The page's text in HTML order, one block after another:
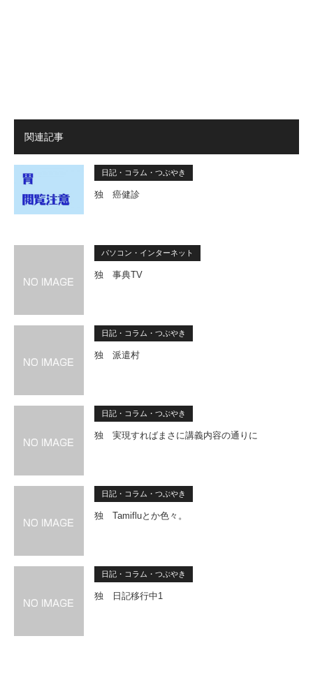
関連記事
日記・コラム・つぶやき
独 癌健診
パソコン・インターネット
独 事典TV
日記・コラム・つぶやき
独 派遣村
日記・コラム・つぶやき
独 実現すればまさに講義内容の通りに
日記・コラム・つぶやき
独 Tamifluとか色々。
日記・コラム・つぶやき
独 日記移行中1